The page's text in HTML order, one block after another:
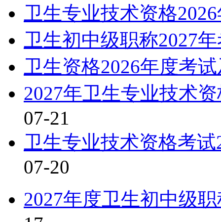
卫生专业技术资格
卫生初中级职称2027
卫生资格2026年度考
2027年卫生专业技术
07-21
卫生专业技术资格考
07-20
2027年度卫生初中级